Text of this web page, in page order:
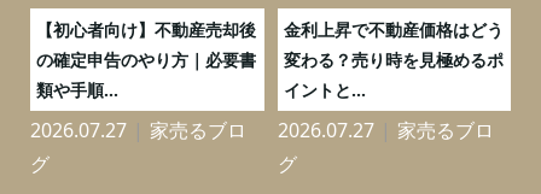
【初心者向け】不動産売却後
の確定申告のやり方｜必要書
類や手順...
2026.07.27
家売るブロ
グ
金利上昇で不動産価格はどう
変わる？売り時を見極めるポ
イントと...
2026.07.27
家売るブロ
グ